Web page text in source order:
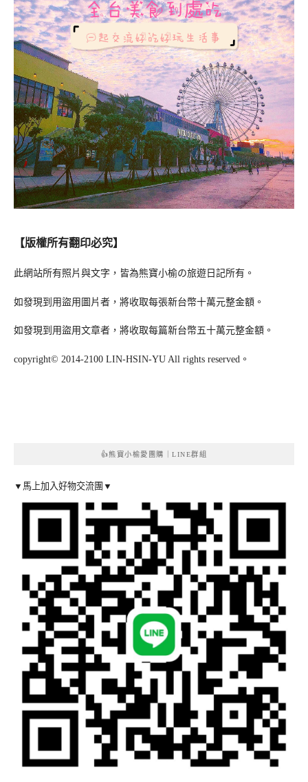
【版權所有翻印必究】
此網站所有照片與文字，皆為熊寶小榆の旅遊日記所有。
如發現到用盜用圖片者，將收取每張新台幣十萬元整金額。
如發現到用盜用文章者，將收取每篇新台幣五十萬元整金額。
copyright© 2014-2100 LIN-HSIN-YU All rights reserved。
👍熊寶小榆愛團購｜LINE群組
▼馬上加入好物交流團▼